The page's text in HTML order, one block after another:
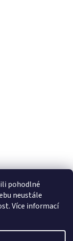
pohodlné
neustále
Více informací